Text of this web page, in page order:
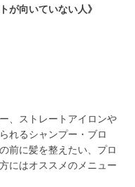
が向いていない人》
、ストレートアイロンや
れるシャンプー・ブロ
前に髪を整えたい、プロ
にはオススメのメニュー